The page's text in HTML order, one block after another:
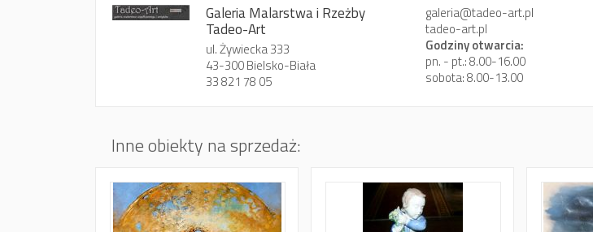
Galeria Malarstwa i Rzeżby
Tadeo-Art
ul. Żywiecka 333
43-300 Bielsko-Biała
33 821 78 05
galeria@tadeo-art.pl
tadeo-art.pl
Godziny otwarcia:
pn. - pt.: 8.00-16.00
sobota: 8.00-13.00
Inne obiekty na sprzedaż: